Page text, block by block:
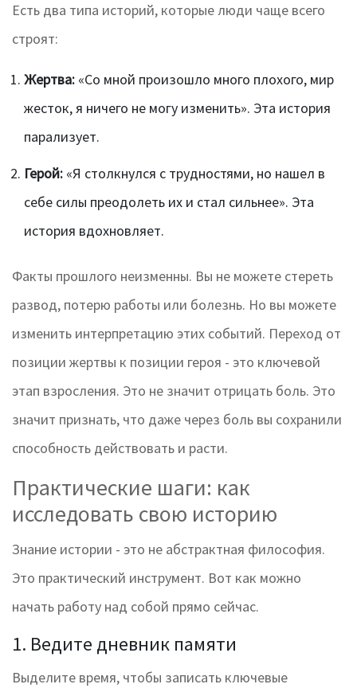
Есть два типа историй, которые люди чаще всего
строят:
Жертва: «Со мной произошло много плохого, мир
жесток, я ничего не могу изменить». Эта история
парализует.
Герой: «Я столкнулся с трудностями, но нашел в
себе силы преодолеть их и стал сильнее». Эта
история вдохновляет.
Факты прошлого неизменны. Вы не можете стереть
развод, потерю работы или болезнь. Но вы можете
изменить интерпретацию этих событий. Переход от
позиции жертвы к позиции героя - это ключевой
этап взросления. Это не значит отрицать боль. Это
значит признать, что даже через боль вы сохранили
способность действовать и расти.
Практические шаги: как
исследовать свою историю
Знание истории - это не абстрактная философия.
Это практический инструмент. Вот как можно
начать работу над собой прямо сейчас.
1. Ведите дневник памяти
Выделите время, чтобы записать ключевые